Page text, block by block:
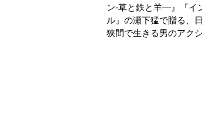
ン‐草と鉄と羊—』『イ
ル』の瀬下猛で贈る、
狭間で生きる男のアク